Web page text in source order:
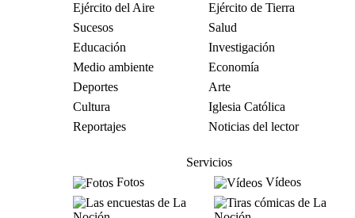
Ejército del Aire
Ejército de Tierra
Sucesos
Salud
Educación
Investigación
Medio ambiente
Economía
Deportes
Arte
Cultura
Iglesia Católica
Reportajes
Noticias del lector
Servicios
Fotos
Vídeos